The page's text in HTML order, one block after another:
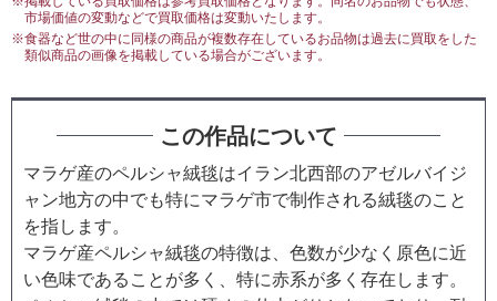
市場価値の変動などで買取価格は変動いたします。
※食器など世の中に同様の商品が複数存在しているお品物は過去に買取をした
類似商品の画像を掲載している場合がございます。
この作品について
マラゲ産のペルシャ絨毯はイラン北西部のアゼルバイジ
ャン地方の中でも特にマラゲ市で制作される絨毯のこと
を指します。
マラゲ産ペルシャ絨毯の特徴は、色数が少なく原色に近
い色味であることが多く、特に赤系が多く存在します。